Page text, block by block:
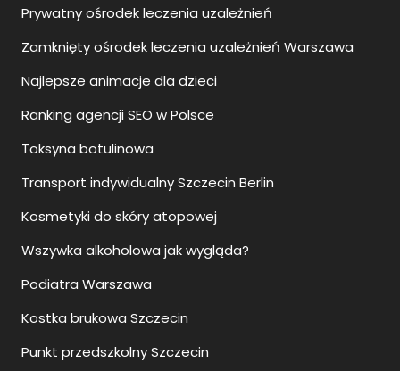
Prywatny ośrodek leczenia uzależnień
Zamknięty ośrodek leczenia uzależnień Warszawa
Najlepsze animacje dla dzieci
Ranking agencji SEO w Polsce
Toksyna botulinowa
Transport indywidualny Szczecin Berlin
Kosmetyki do skóry atopowej
Wszywka alkoholowa jak wygląda?
Podiatra Warszawa
Kostka brukowa Szczecin
Punkt przedszkolny Szczecin